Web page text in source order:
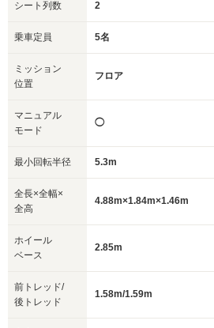
シート列数 2
乗車定員 5名
ミッション
位置
フロア
マニュアル
モード
◯
最小回転半径 5.3m
全長×全幅×
全高
4.88m×1.84m×1.46m
ホイール
ベース
2.85m
前トレッド/
後トレッド
1.58m/1.59m